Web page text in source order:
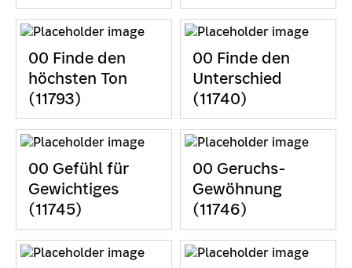
00 Finde den
höchsten Ton
(11793)
00 Finde den
Unterschied
(11740)
00 Gefühl für
Gewichtiges
(11745)
00 Geruchs-
Gewöhnung
(11746)